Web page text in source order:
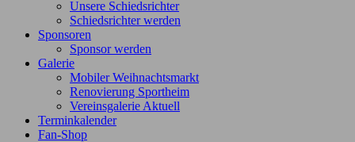
Unsere Schiedsrichter
Schiedsrichter werden
Sponsoren
Sponsor werden
Galerie
Mobiler Weihnachtsmarkt
Renovierung Sportheim
Vereinsgalerie Aktuell
Terminkalender
Fan-Shop